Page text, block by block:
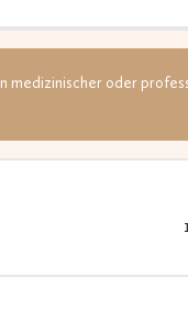
medizinischer oder